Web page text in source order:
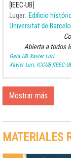
[IEEC-UB]
Lugar Edificio
Universitat de
Abierta a todos
Gaia UB Xavier Luri
Xavier Luri, ICCUB [IEEC-
Mostrar más
MATERIALES